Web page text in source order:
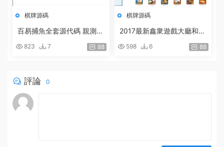
棋牌源碼
百易捕魚全套源代碼 親測完
823 7 88
棋牌源碼
2017最新鑫衆遊戲大廳和全
套手機版棋牌|運營商業版源
碼程序
598 6 88
評論 0